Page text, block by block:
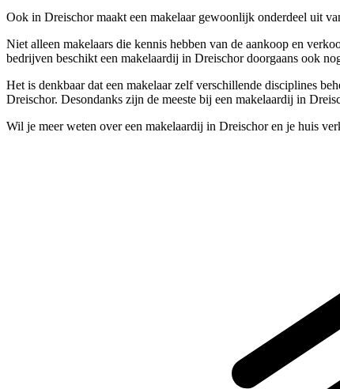
Ook in Dreischor maakt een makelaar gewoonlijk onderdeel uit
Niet alleen makelaars die kennis hebben van de aankoop en
bedrijven beschikt een makelaardij in Dreischor doorgaans ook
Het is denkbaar dat een makelaar zelf verschillende disciplines
Dreischor. Desondanks zijn de meeste bij een makelaardij in
Wil je meer weten over een makelaardij in Dreischor en je huis